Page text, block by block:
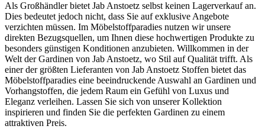
Als Großhändler bietet Jab Anstoetz selbst keinen Lagerverkauf an.
Dies bedeutet jedoch nicht, dass Sie auf exklusive Angebote
verzichten müssen. Im Möbelstoffparadies nutzen wir unsere
direkten Bezugsquellen, um Ihnen diese hochwertigen Produkte zu
besonders günstigen Konditionen anzubieten. Willkommen in der
Welt der Gardinen von Jab Anstoetz, wo Stil auf Qualität trifft. Als
einer der größten Lieferanten von Jab Anstoetz Stoffen bietet das
Möbelstoffparadies eine beeindruckende Auswahl an Gardinen und
Vorhangstoffen, die jedem Raum ein Gefühl von Luxus und
Eleganz verleihen. Lassen Sie sich von unserer Kollektion
inspirieren und finden Sie die perfekten Gardinen zu einem
attraktiven Preis.